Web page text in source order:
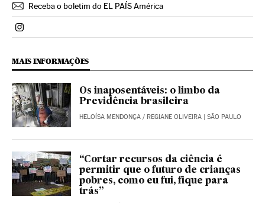
Receba o boletim do EL PAÍS América
Politica El País Brasil en Instagram
MAIS INFORMAÇÕES
Os inaposentáveis: o limbo da
Previdência brasileira
HELOÍSA MENDONÇA / REGIANE OLIVEIRA | SÃO PAULO
“Cortar recursos da ciência é
permitir que o futuro de crianças
pobres, como eu fui, fique para
trás”